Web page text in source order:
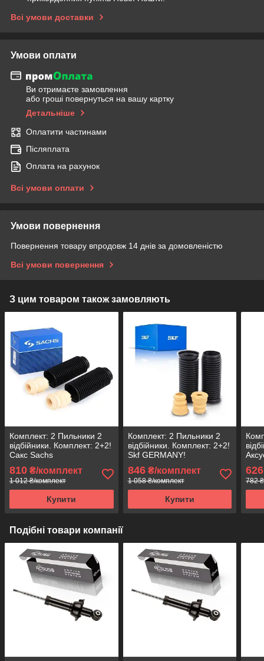
Всі умови доставки
Умови оплати
Ви отримаєте замовлення
або гроші повернуться на вашу картку
Детальніше
Оплатити частинами
Післяплата
Оплата на рахунок
Всі умови оплати
Умови повернення
Повернення товару впродовж 14 днів за домовленістю
Всі умови повернення
З цим товаром також замовляють
Комплект: 2 Пильники 2
відбійники. Комплект: 2+2!
Сакс Sachs
810 ₴/комплект
1 012 ₴/комплект
Купити
Комплект: 2 Пильники 2
відбійники. Комплект: 2+2!
Skf GERMANY!
846₴/комплект
1 058 ₴/комплект
Купити
626
782
Подібні товари компанії